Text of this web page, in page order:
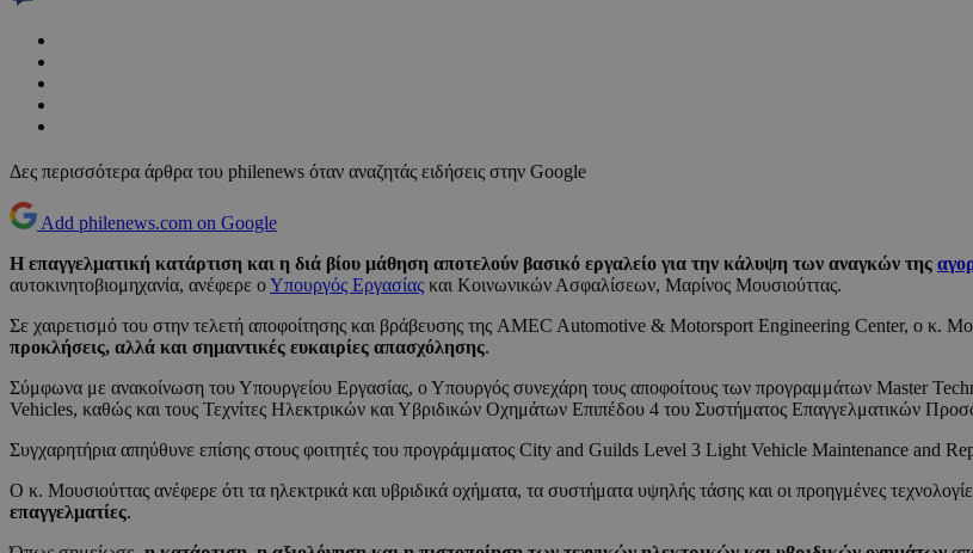
Δες περισσότερα άρθρα του philenews όταν αναζητάς ειδήσεις στην Google
Add philenews.com on Google
Η επαγγελματική κατάρτιση και η διά βίου μάθηση αποτελούν βασικό εργαλείο για την κάλυψη των αναγκών της
αυτοκινητοβιομηχανία, ανέφερε οΥπουργός Εργασίας και Κοινωνικών Ασφαλίσεων, Μαρίνος Μουσιούττας.
Σε χαιρετισμό του στην τελετή αποφοίτησης και βράβευσης της AMEC Automotive & Motorsport Engineering Center, ο κ.
προκλήσεις, αλλά και σημαντικές ευκαιρίες απασχόλησης.
Σύμφωνα με ανακοίνωση του Υπουργείου Εργασίας, ο Υπουργός συνεχάρη τους αποφοίτους των προγραμμάτων Master
Vehicles, καθώς και τους Τεχνίτες Ηλεκτρικών και Υβριδικών Οχημάτων Επιπέδου 4 του Συστήματος Επαγγελματικών
Συγχαρητήρια απηύθυνε επίσης στους φοιτητές του προγράμματος City and Guilds Level 3 Light Vehicle Maintenance and
Ο κ. Μουσιούττας ανέφερε ότι τα ηλεκτρικά και υβριδικά οχήματα, τα συστήματα υψηλής τάσης και οι προηγμένες
επαγγελματίες.